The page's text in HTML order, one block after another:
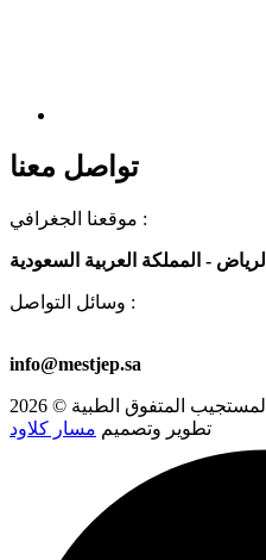
تواصل معنا
موقعنا الجغرافي :
الرياض - المملكة العربية السعودية
وسائل التواصل :
info@mestjep.sa
المتفوق الطبية © 2026
تطوير وتصميم مسار كلاود